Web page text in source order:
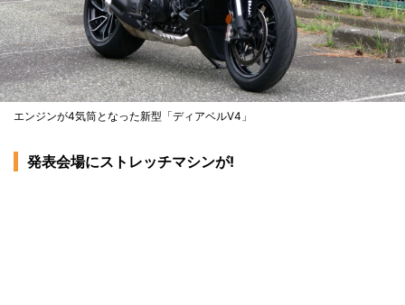
エンジンが4気筒となった新型「ディアベルV4」
発表会場にストレッチマシンが!